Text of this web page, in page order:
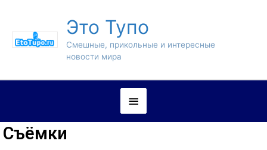
Это Тупо
Смешные, прикольные и интересные
новости мира
Съёмки